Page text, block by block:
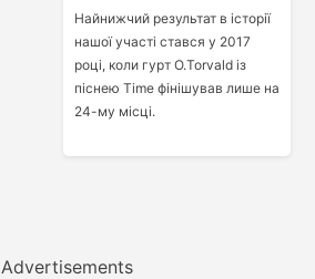
Найнижчий результат в історії
нашої участі стався у 2017
році, коли гурт O.Torvald із
піснею Time фінішував лише на
24-му місці.
Advertisements